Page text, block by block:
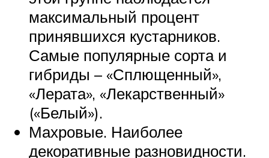
максимальный процент
принявшихся кустарников.
Самые популярные сорта и
гибриды – «Сплющенный»,
«Лерата», «Лекарственный»
(«Белый»).
Махровые. Наиболее
декоративные разновидности.